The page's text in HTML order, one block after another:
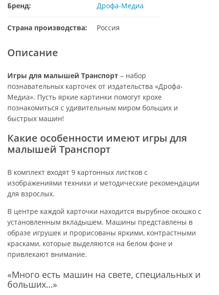
Бренд: Дрофа-Медиа
Страна производства: Россия
Описание
Игры для малышей Транспорт – набор
познавательных карточек от издательства «Дрофа-
Медиа». Пусть яркие картинки помогут крохе
познакомиться с удивительным миром больших и
быстрых машин!
Какие особенности имеют игры для
малышей Транспорт
В комплект входят 9 картонных листков с
изображениями техники и методические рекомендации
для взрослых.
В центре каждой карточки находится вырубное окошко с
установленным вкладышем. Машины представлены в
образе игрушек и прорисованы яркими, контрастными
красками, которые выделяются на белом фоне и
привлекают внимание.
«Много есть машин на свете, специальных и
больших…»